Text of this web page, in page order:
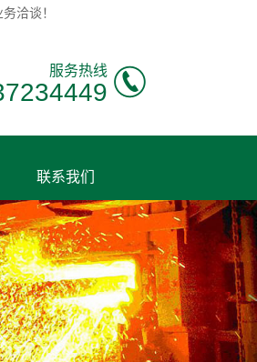
洽谈！
服务热线
联系我们